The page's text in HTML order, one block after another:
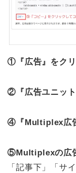
①『広告』をク
②『広告ユニッ
④『Multiplex広
⑤Multiplexの広
「記事下」「サ